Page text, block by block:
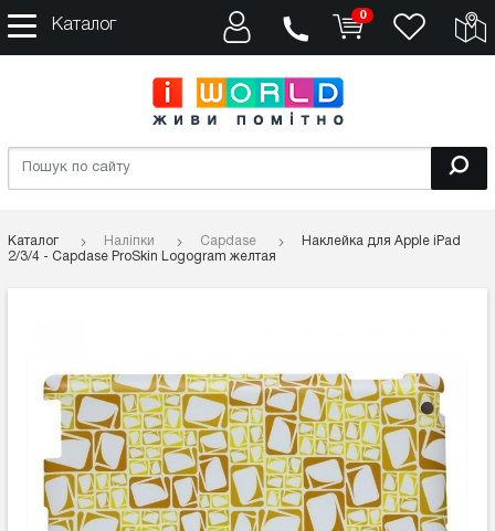
Каталог
0
Каталог Наліпки Capdase
Наклейка для Apple iPad
2/3/4 - Capdase ProSkin Logogram желтая